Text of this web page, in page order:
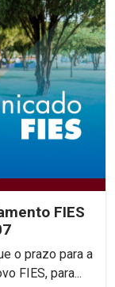
FIES
o prazo para a
FIES, para...